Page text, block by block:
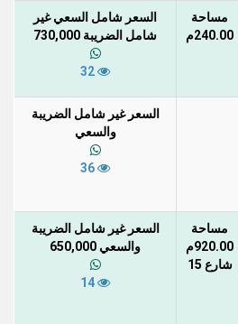
مساحة
240.00م
السعر شامل السعي غير
شامل الضريبة 730,000
السعر غير شامل الضريبة
والسعي
مساحة
920.00م
شارع 15
السعر غير شامل الضريبة
والسعي 650,000